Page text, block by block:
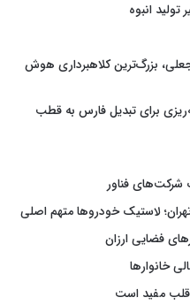
انبوه
با چهره جعلی، بزرگ‌ترین کلاهبرداری هوش
برای تبدیل فارس به قطب
شرکت‌های فناور
لاستیک خودروها متهم اصلی
فضایی ارزان
خانوارها
قلب مفید است